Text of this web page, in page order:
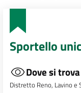
Sportello
Dove si trova
Distretto Reno, Lavino e